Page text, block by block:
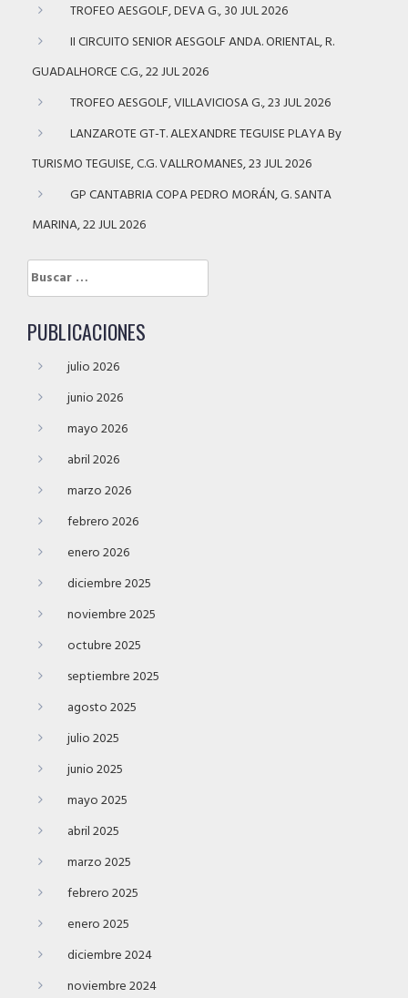
TROFEO AESGOLF, DEVA G., 30 JUL 2026
II CIRCUITO SENIOR AESGOLF ANDA. ORIENTAL, R.
GUADALHORCE C.G., 22 JUL 2026
TROFEO AESGOLF, VILLAVICIOSA G., 23 JUL 2026
LANZAROTE GT-T. ALEXANDRE TEGUISE PLAYA By
TURISMO TEGUISE, C.G. VALLROMANES, 23 JUL 2026
GP CANTABRIA COPA PEDRO MORÁN, G. SANTA
MARINA, 22 JUL 2026
Buscar:
PUBLICACIONES
julio 2026
junio 2026
mayo 2026
abril 2026
marzo 2026
febrero 2026
enero 2026
diciembre 2025
noviembre 2025
octubre 2025
septiembre 2025
agosto 2025
julio 2025
junio 2025
mayo 2025
abril 2025
marzo 2025
febrero 2025
enero 2025
diciembre 2024
noviembre 2024